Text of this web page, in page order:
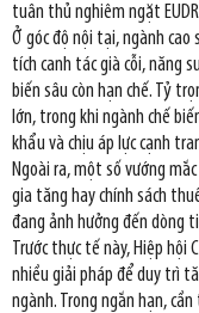
tuân thủ nghiêm ngặt
Ở góc độ nội tại, ngành cao
tích canh tác già cỗi, năng
biến sâu còn hạn chế. Tỷ
lớn, trong khi ngành chế
khẩu và chịu áp lực cạnh
Ngoài ra, một số vướng
gia tăng hay chính sách
đang ảnh hưởng đến dòng
Trước thực tế này, Hiệp hội
nhiều giải pháp để duy trì
ngành. Trong ngắn hạn,